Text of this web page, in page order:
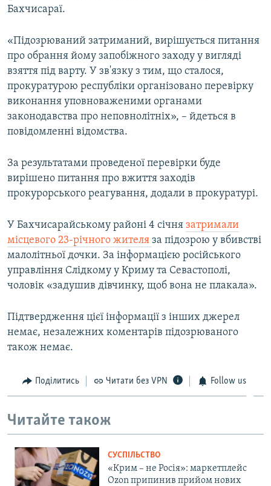
ВІДЕОУРОКИ «ELIFBE»
СВІДЧЕННЯ ОКУПАЦІЇ
УКРАЇНСЬКА ПРОБЛЕМА КРИМУ
ІНФОГРАФІКА
Qırımtatar
Усі сайти RFE/RL
Бахчисараї.
«Підозрюваний затриманий, вирішується питання
про обрання йому запобіжного заходу у вигляді
взяття під варту. У зв'язку з тим, що сталося,
прокуратурою республіки організовано перевірку
виконання уповноваженими органами
законодавства про неповнолітніх», – йдеться в
повідомленні відомства.
За результатами проведеної перевірки буде
вирішено питання про вжиття заходів
прокурорського реагування, додали в прокуратурі.
У Бахчисарайському районі 4 січня затримали
місцевого 23-річного жителя за підозрою у вбивстві
малолітньої дочки. За інформацією російського
управління Слідкому у Криму та Севастополі,
чоловік «задушив дівчинку, щоб вона не плакала».
Підтвердження цієї інформації з інших джерел
немає, незалежних коментарів підозрюваного
також немає.
Поділитись Читати без VPN Follow us
Читайте також
СУСПІЛЬСТВО
«Крим – не Росія»: маркетплейс
Ozon припинив прийом нових